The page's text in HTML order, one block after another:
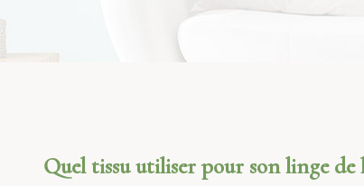
Quel tissu utiliser pour son linge de